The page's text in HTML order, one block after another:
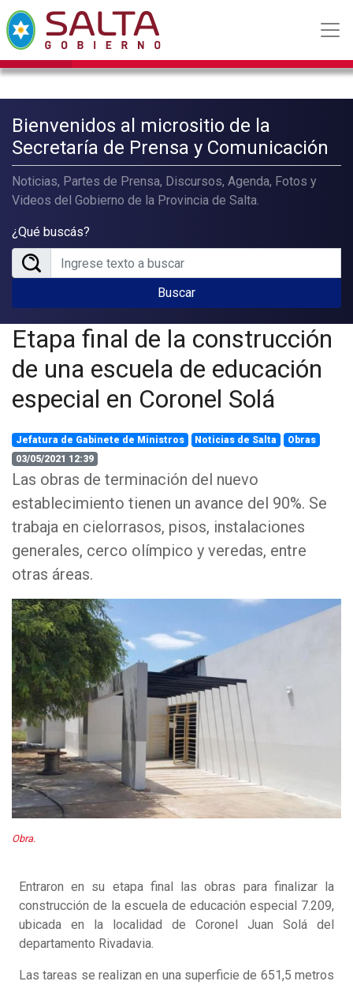
Bienvenidos al micrositio de la
Secretaría de Prensa y Comunicación
Noticias, Partes de Prensa, Discursos, Agenda, Fotos y
Videos del Gobierno de la Provincia de Salta.
¿Qué buscás?
Buscar
Etapa final de la construcción
de una escuela de educación
especial en Coronel Solá
Jefatura de Gabinete de Ministros Noticias de Salta
Obras
03/05/2021 12:39
Las obras de terminación del nuevo
establecimiento tienen un avance del 90%. Se
trabaja en cielorrasos, pisos, instalaciones
generales, cerco olímpico y veredas, entre
otras áreas.
Obra.
Entraron en su etapa final las obras para finalizar la
construcción de la escuela de educación especial 7.209,
ubicada en la localidad de Coronel Juan Solá del
departamento Rivadavia.
Las tareas se realizan en una superficie de 651,5 metros